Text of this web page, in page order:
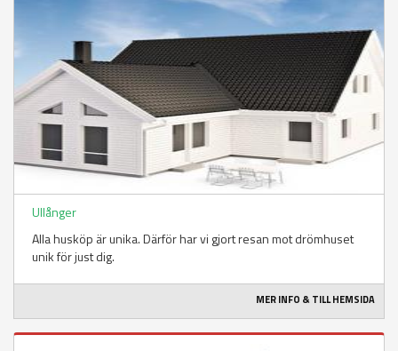
Ullånger
Alla husköp är unika. Därför har vi gjort resan mot drömhuset
unik för just dig.
MER INFO & TILL HEMSIDA